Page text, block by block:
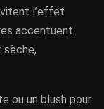
l’effet
accentuent.
sèche,
ou un blush pour